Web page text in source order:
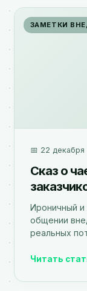
ЗАМЕТКИ
📅 22 декабря
Сказ о
Ироничный и
общении
реальных
Читать